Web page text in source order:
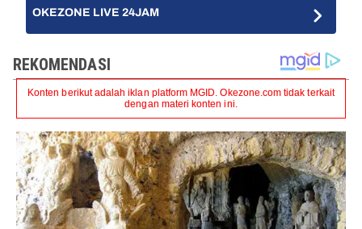
OKEZONE LIVE 24JAM